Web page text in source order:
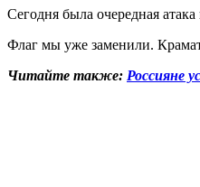
Сегодня была очередная
Флаг мы уже заменили.
Читайте также: Россияне